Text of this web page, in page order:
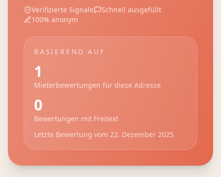
Verifizierte Signale
Schnell ausgefüllt
100% anonym
BASIEREND AUF
1
Mieterbewertungen für diese Adresse
0
Bewertungen mit Freitext
Letzte Bewertung vom 22. Dezember 2025